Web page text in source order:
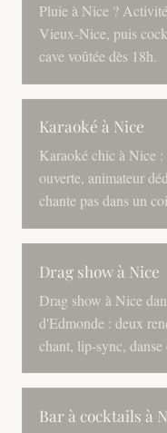
Pluie à Nice ?
Vieux-Nice, puis
cave voûtée dès 18h.
Karaoké à Nice
Karaoké chic à Nice
ouverte, animateur
chante pas dans un
Drag show à Nice
Drag show à Nice
d'Edmonde : deux
chant, lip-sync,
Bar à cocktails à